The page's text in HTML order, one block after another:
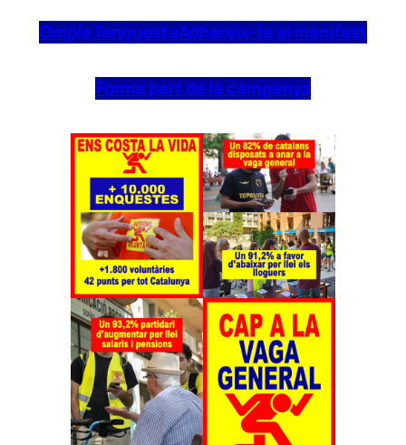
Omple l’enquestaAdhereix-te al manifest
Forma part de la campanya